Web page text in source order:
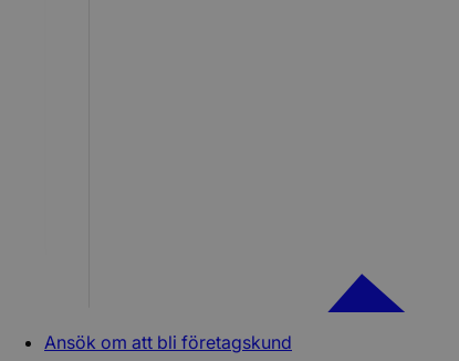
Ansök om att bli företagskund